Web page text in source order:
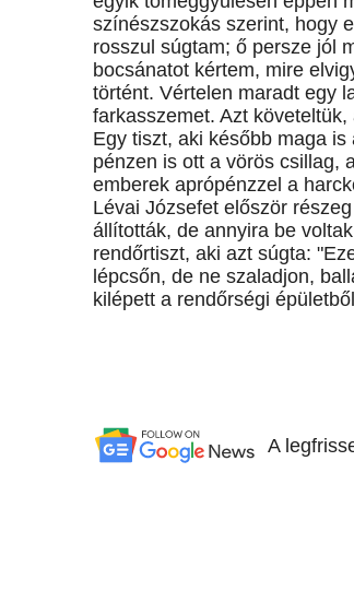
színészszokás szerint, hogy
rosszul súgtam; ő persze jól
bocsánatot kértem, mire
történt. Vértelen maradt egy
farkasszemet. Azt
Egy tiszt, aki később maga
pénzen is ott a vörös csillag,
emberek aprópénzzel a
Lévai Józsefet először
állították, de annyira be
rendőrtiszt, aki azt súgta:
lépcsőn, de ne szaladjon,
kilépett a rendőrségi
A